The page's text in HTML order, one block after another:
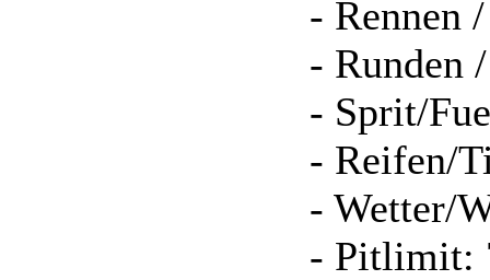
- Rennen
- Runden
- Sprit/
- Reifen/
- Wetter/
- Pitlimit: